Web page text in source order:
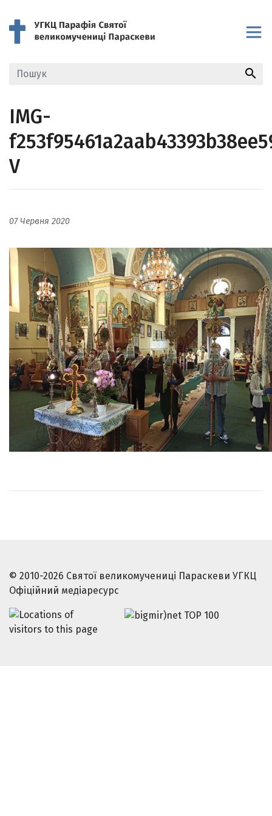
search
IMG-
V
07 Червня 2020
© 2010-2026 Святої великомучениці Параскеви УГКЦ
Офіційний медіаресурс